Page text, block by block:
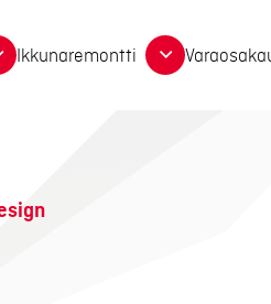
Ikkunaremontti